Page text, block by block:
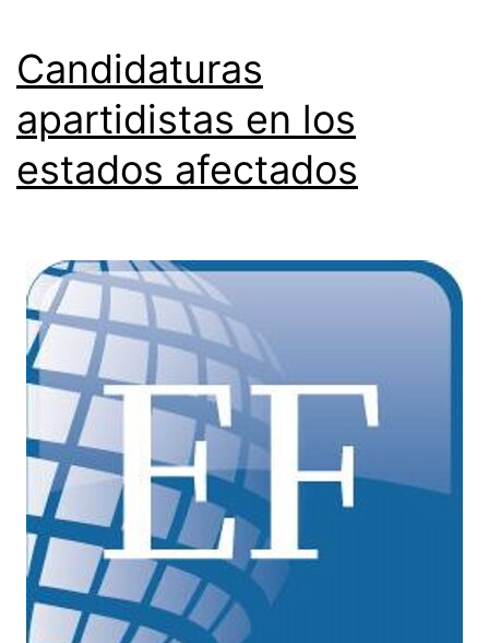
Candidaturas
apartidistas en los
estados afectados